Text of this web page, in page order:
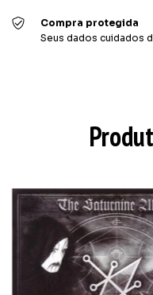
Compra protegida
Seus dados cuidados